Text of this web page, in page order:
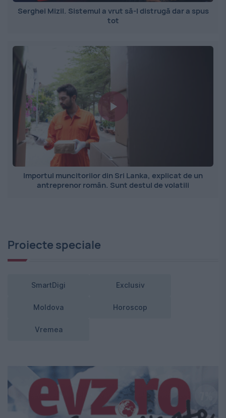
Serghei Mizil. Sistemul a vrut să-l distrugă dar a spus
tot
Importul muncitorilor din Sri Lanka, explicat de un
antreprenor român. Sunt destul de volatili
Proiecte speciale
SmartDigi Exclusiv
Moldova Horoscop
Vremea